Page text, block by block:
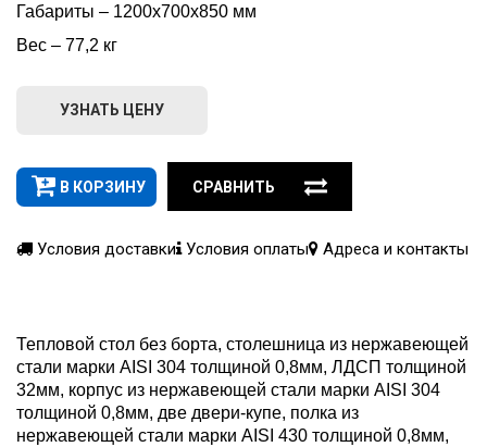
Габариты – 1200х700х850 мм
Вес – 77,2 кг
УЗНАТЬ ЦЕНУ
В КОРЗИНУ СРАВНИТЬ
Условия доставки Условия оплаты Адреса и контакты
Тепловой стол без борта, столешница из нержавеющей
стали марки AISI 304 толщиной 0,8мм, ЛДСП толщиной
32мм, корпус из нержавеющей стали марки AISI 304
толщиной 0,8мм, две двери-купе, полка из
нержавеющей стали марки AISI 430 толщиной 0,8мм,